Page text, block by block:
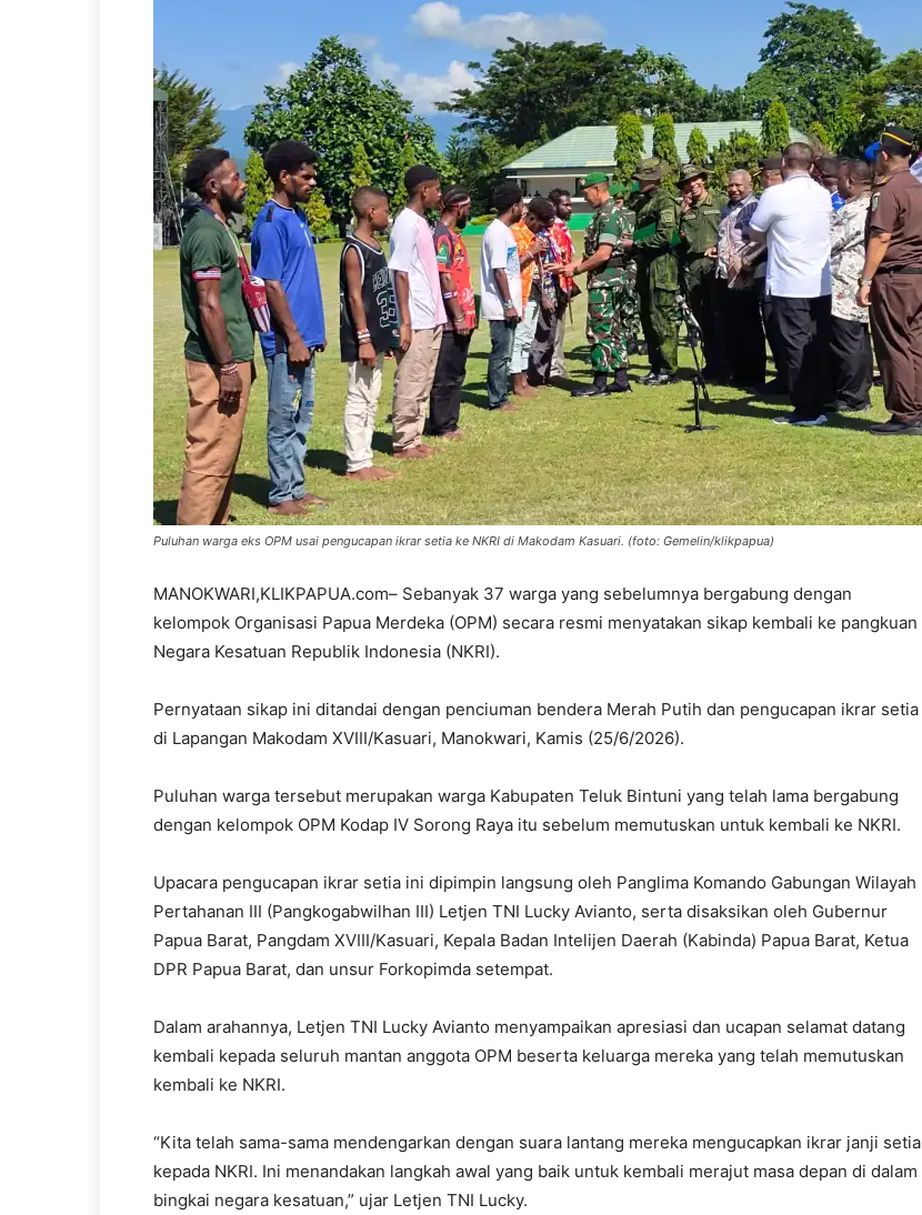
Puluhan warga eks OPM usai pengucapan ikrar setia ke NKRI di Makodam Kasuari. (foto: Gemelin/klikpapua)
MANOKWARI,KLIKPAPUA.com– Sebanyak 37 warga yang sebelumnya bergabung dengan
kelompok Organisasi Papua Merdeka (OPM) secara resmi menyatakan sikap kembali ke pangkuan
Negara Kesatuan Republik Indonesia (NKRI).
Pernyataan sikap ini ditandai dengan penciuman bendera Merah Putih dan pengucapan ikrar setia
di Lapangan Makodam XVIII/Kasuari, Manokwari, Kamis (25/6/2026).
Puluhan warga tersebut merupakan warga Kabupaten Teluk Bintuni yang telah lama bergabung
dengan kelompok OPM Kodap IV Sorong Raya itu sebelum memutuskan untuk kembali ke NKRI.
Upacara pengucapan ikrar setia ini dipimpin langsung oleh Panglima Komando Gabungan Wilayah
Pertahanan III (Pangkogabwilhan III) Letjen TNI Lucky Avianto, serta disaksikan oleh Gubernur
Papua Barat, Pangdam XVIII/Kasuari, Kepala Badan Intelijen Daerah (Kabinda) Papua Barat, Ketua
DPR Papua Barat, dan unsur Forkopimda setempat.
Dalam arahannya, Letjen TNI Lucky Avianto menyampaikan apresiasi dan ucapan selamat datang
kembali kepada seluruh mantan anggota OPM beserta keluarga mereka yang telah memutuskan
kembali ke NKRI.
“Kita telah sama-sama mendengarkan dengan suara lantang mereka mengucapkan ikrar janji setia
kepada NKRI. Ini menandakan langkah awal yang baik untuk kembali merajut masa depan di dalam
bingkai negara kesatuan,” ujar Letjen TNI Lucky.